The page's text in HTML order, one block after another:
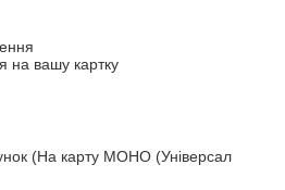
на вашу картку
(На карту МОНО (Універсал